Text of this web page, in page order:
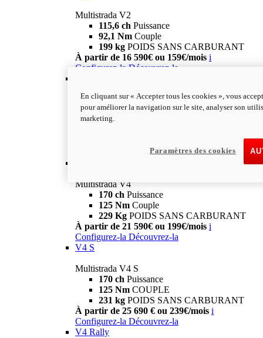
Multistrada V2
115,6 ch Puissance
92,1 Nm Couple
199 kg POIDS SANS CARBURANT
À partir de 16 590€ ou 159€/mois i
Configurez-la Découvrez-la
Multistrada V2 S
115,6 chPUISSANCE
92,1 Nm
Découvrez-la
Multistrada V4
170 ch Puissance
125 Nm Couple
229 Kg POIDS SANS CARBURANT
À partir de 21 590€ ou 199€/mois i
Configurez-la Découvrez-la
V4 S
Multistrada V4 S
170 ch Puissance
125 Nm COUPLE
231 kg POIDS SANS CARBURANT
À partir de 25 690 € ou 239€/mois i
Configurez-la Découvrez-la
V4 Rally
En cliquant sur « Accepter tous les cookies », vous
pour améliorer la navigation sur le site, analyser son
marketing.
Paramètres des cookies